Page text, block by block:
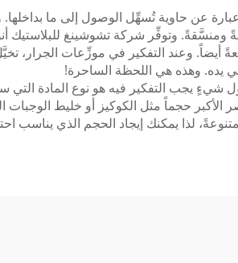
عن حاوية تُسهِّل الوصول إلى ما بداخلها.
ومنسَّقةً. وتوفِّر شركة تشوشينغ للبلاستيك
وعند التفكير في موزِّعات الجرار،
يده. وهذه هي اللحظة الساحرة!
شيءٍ يجب التفكير فيه هو نوع المادة التي
الأكبر حجماً مثل الكوكيز أو خليط
لذا يمكنك إيجاد الحجم الذي يناسب